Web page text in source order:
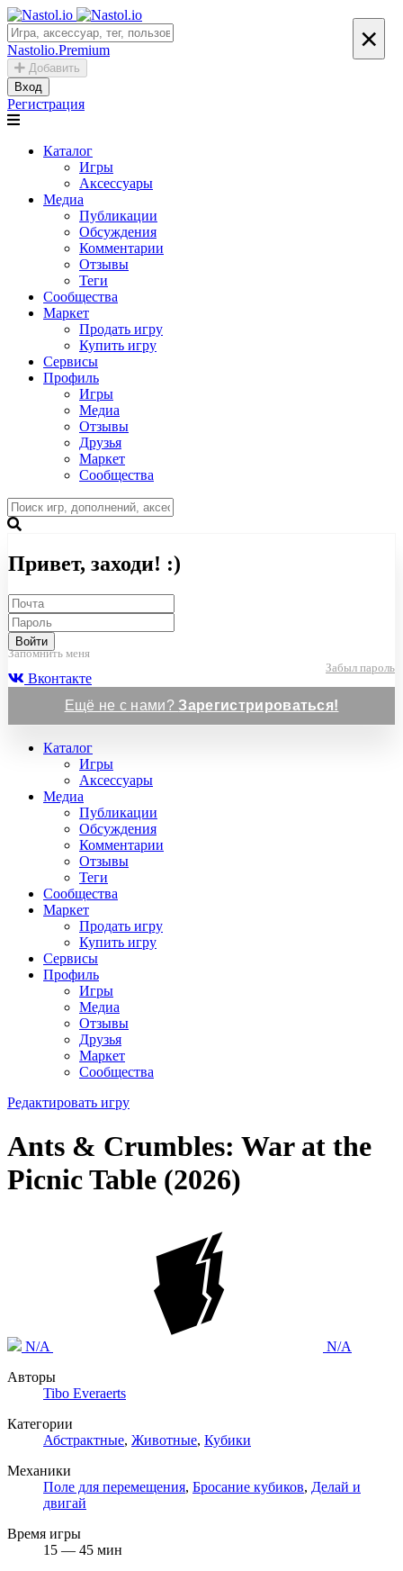
Nastolio.Premium
Добавить
Вход
Регистрация
Каталог
Игры
Аксессуары
Медиа
Публикации
Обсуждения
Комментарии
Отзывы
Теги
Сообщества
Маркет
Продать игру
Купить игру
Сервисы
Профиль
Игры
Медиа
Отзывы
Друзья
Маркет
Сообщества
×
Привет, заходи! :)
Войти
Запомнить меня
Забыл пароль
Вконтакте
Ещё не с нами?Зарегистрироваться!
Каталог
Игры
Аксессуары
Медиа
Публикации
Обсуждения
Комментарии
Отзывы
Теги
Сообщества
Маркет
Продать игру
Купить игру
Сервисы
Профиль
Игры
Медиа
Отзывы
Друзья
Маркет
Сообщества
Редактировать игру
Ants & Crumbles: War at the
Picnic Table (2026)
N/A
N/A
Авторы
Tibo Everaerts
Категории
Абстрактные, Животные, Кубики
Механики
Поле для перемещения, Бросание кубиков, Делай и
двигай
Время игры
15 — 45 мин